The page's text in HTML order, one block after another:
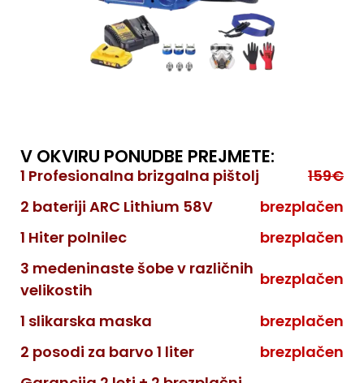
V OKVIRU PONUDBE PREJMETE:
1 Profesionalna brizgalna pištolj
159€
2 bateriji ARC Lithium 58V
brezplačen
1 Hiter polnilec
brezplačen
3 medeninaste šobe v različnih
velikostih
brezplačen
1 slikarska maska
brezplačen
2 posodi za barvo 1 liter
brezplačen